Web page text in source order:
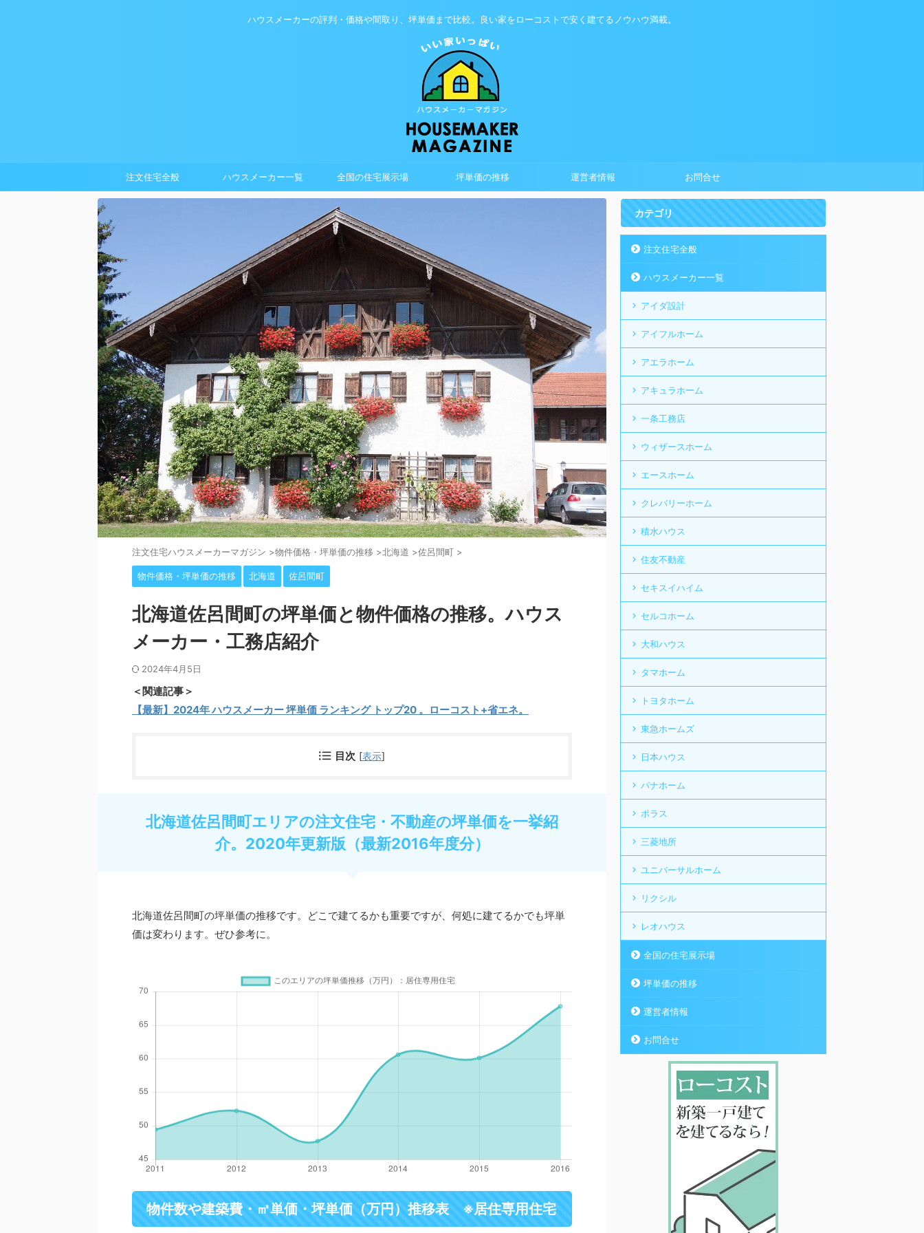
ハウスメーカーの評判・価格や間取り、坪単価まで比較。良い家をローコストで安く建てるノウハウ満載。
注文住宅全般 ハウスメーカー一覧 全国の住宅展示場 坪単価の推移 運営者情報 お問合せ
注⽂住宅ハウスメーカーマガジン >物件価格・坪単価の推移 >北海道 >佐呂間町 >
物件価格・坪単価の推移 北海道 佐呂間町
北海道佐呂間町の坪単価と物件価格の推移。ハウス
メーカー・工務店紹介
2024年4月5日
＜関連記事＞
【最新】2024年 ハウスメーカー 坪単価 ランキング トップ20 。ローコスト+省エネ。
目次 [表示]
北海道佐呂間町エリアの注文住宅・不動産の坪単価を一挙紹
介。2020年更新版（最新2016年度分）
北海道佐呂間町の坪単価の推移です。どこで建てるかも重要ですが、何処に建てるかでも坪単
価は変わります。ぜひ参考に。
物件数や建築費・㎡単価・坪単価（万円）推移表 ※居住専用住宅
カテゴリ
注文住宅全般
ハウスメーカー一覧
アイダ設計
アイフルホーム
アエラホーム
アキュラホーム
一条工務店
ウィザースホーム
エースホーム
クレバリーホーム
積水ハウス
住友不動産
セキスイハイム
セルコホーム
大和ハウス
タマホーム
トヨタホーム
東急ホームズ
日本ハウス
パナホーム
ポラス
三菱地所
ユニバーサルホーム
リクシル
レオハウス
全国の住宅展示場
坪単価の推移
運営者情報
お問合せ